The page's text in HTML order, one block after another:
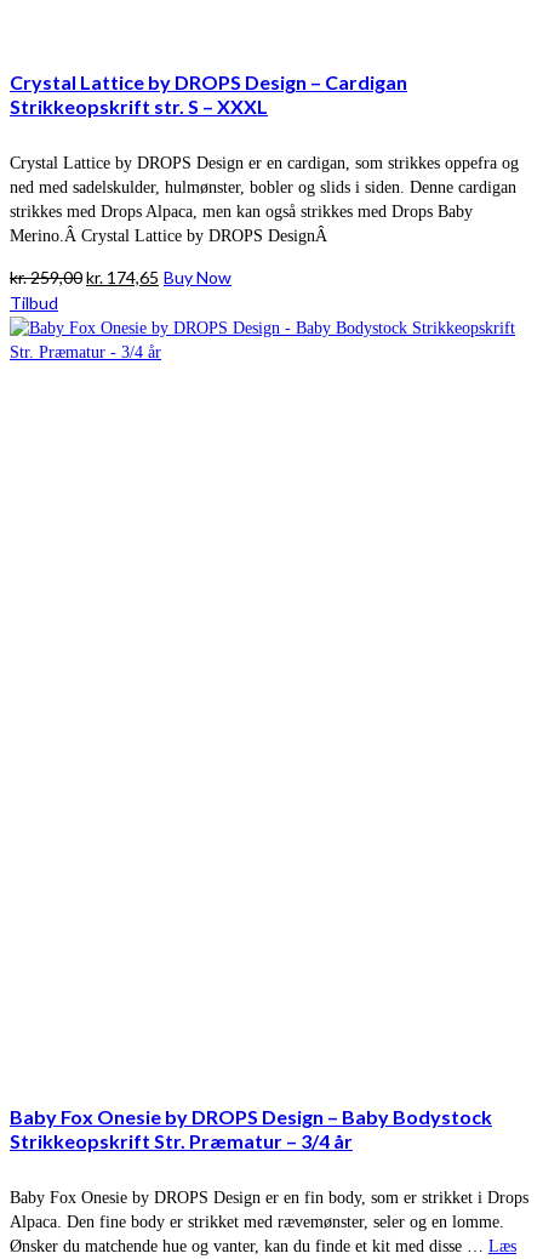
Crystal Lattice by DROPS Design – Cardigan
Strikkeopskrift str. S – XXXL
Crystal Lattice by DROPS Design er en cardigan, som strikkes oppefra og
ned med sadelskulder, hulmønster, bobler og slids i siden. Denne cardigan
strikkes med Drops Alpaca, men kan også strikkes med Drops Baby
Merino.Â Crystal Lattice by DROPS DesignÂ
kr.259,00Den
pris
var:
kr. 174,65 Den
pris
er:
Buy Now
Tilbud
Baby Fox Onesie by DROPS Design – Baby Bodystock
Strikkeopskrift Str. Præmatur – 3/4 år
Baby Fox Onesie by DROPS Design er en fin body, som er strikket i Drops
Alpaca. Den fine body er strikket med rævemønster, seler og en lomme.
Ønsker du matchende hue og vanter, kan du finde et kit med disse … Læs